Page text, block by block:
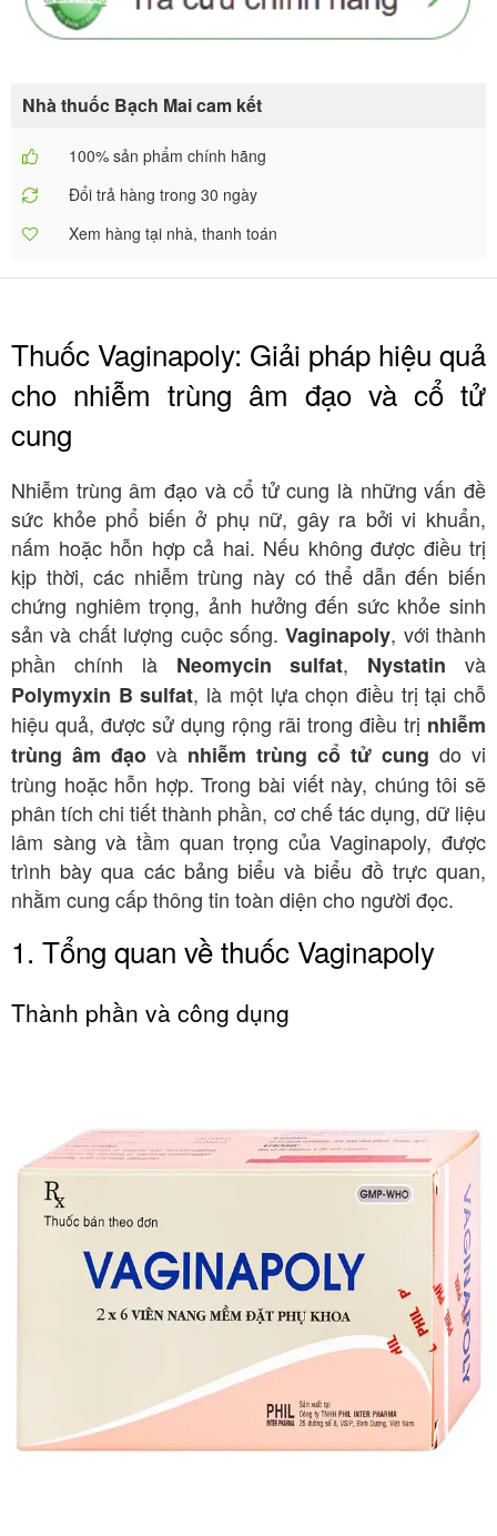
Nhà thuốc Bạch Mai cam kết
100% sản phẩm chính hãng
Đổi trả hàng trong 30 ngày
Xem hàng tại nhà, thanh toán
Thuốc Vaginapoly: Giải pháp hiệu quả
cho nhiễm trùng âm đạo và cổ tử
cung
Nhiễm trùng âm đạo và cổ tử cung là những vấn đề
sức khỏe phổ biến ở phụ nữ, gây ra bởi vi khuẩn,
nấm hoặc hỗn hợp cả hai. Nếu không được điều trị
kịp thời, các nhiễm trùng này có thể dẫn đến biến
chứng nghiêm trọng, ảnh hưởng đến sức khỏe sinh
sản và chất lượng cuộc sống.Vaginapoly, với thành
phần chính là Neomycin sulfat, Nystatin và
Polymyxin B sulfat, là một lựa chọn điều trị tại chỗ
hiệu quả, được sử dụng rộng rãi trong điều trị nhiễm
trùng âm đạo và nhiễm trùng cổ tử cung do vi
trùng hoặc hỗn hợp. Trong bài viết này, chúng tôi sẽ
phân tích chi tiết thành phần, cơ chế tác dụng, dữ liệu
lâm sàng và tầm quan trọng của Vaginapoly, được
trình bày qua các bảng biểu và biểu đồ trực quan,
nhằm cung cấp thông tin toàn diện cho người đọc.
1. Tổng quan về thuốc Vaginapoly
Thành phần và công dụng